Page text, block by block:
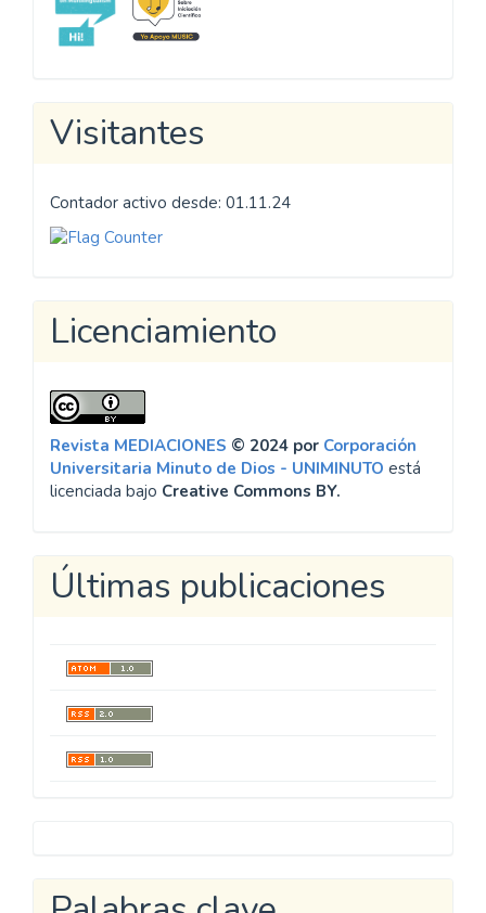
Visitantes
Contador activo desde: 01.11.24
Licenciamiento
Revista MEDIACIONES © 2024 por Corporación
Universitaria Minuto de Dios - UNIMINUTO está
licenciada bajo Creative Commons BY.
Últimas publicaciones